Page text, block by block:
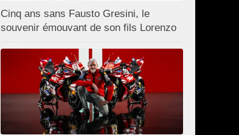
Cinq ans sans Fausto Gresini, le
souvenir émouvant de son fils Lorenzo